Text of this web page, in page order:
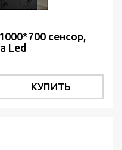
сенсор,
Led
КУПИТЬ